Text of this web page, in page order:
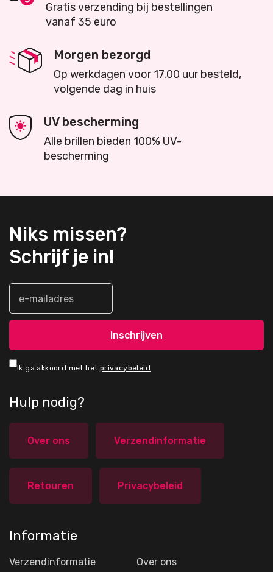
Gratis verzending bij bestellingen
vanaf 35 euro
Morgen bezorgd
Op werkdagen voor 17.00 uur besteld,
volgende dag in huis
UV bescherming
Alle brillen bieden 100% UV-
bescherming
Niks missen?
Schrijf je in!
Ik ga akkoord met het privacybeleid
Hulp nodig?
Over ons Verzendinformatie
Retouren Privacybeleid
Informatie
Verzendinformatie Over ons